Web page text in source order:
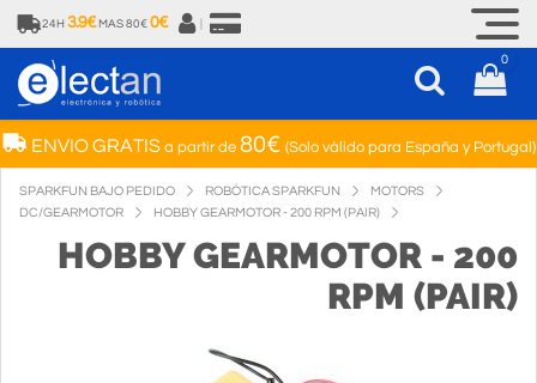
24H 3.9€ MAS 80€ 0€
0
ENVIO GRATISa partir de 80€ (Solo válido para España y Portugal)
SPARKFUN BAJO PEDIDO ROBÓTICA SPARKFUN
MOTORS
DC/GEARMOTOR
HOBBY GEARMOTOR - 200 RPM (PAIR)
HOBBY GEARMOTOR - 200
RPM (PAIR)